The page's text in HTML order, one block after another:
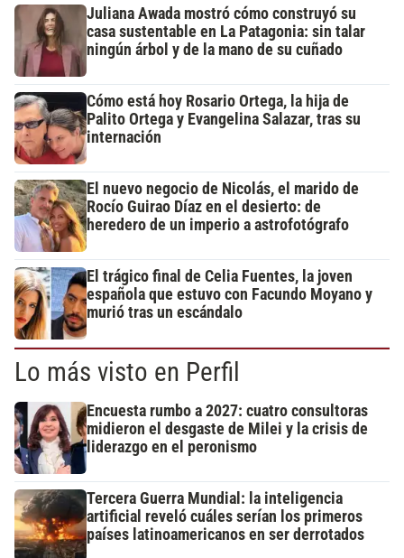
Juliana Awada mostró cómo construyó su
casa sustentable en La Patagonia: sin talar
ningún árbol y de la mano de su cuñado
Cómo está hoy Rosario Ortega, la hija de
Palito Ortega y Evangelina Salazar, tras su
internación
El nuevo negocio de Nicolás, el marido de
Rocío Guirao Díaz en el desierto: de
heredero de un imperio a astrofotógrafo
El trágico final de Celia Fuentes, la joven
española que estuvo con Facundo Moyano y
murió tras un escándalo
Lo más visto en Perfil
Encuesta rumbo a 2027: cuatro consultoras
midieron el desgaste de Milei y la crisis de
liderazgo en el peronismo
Tercera Guerra Mundial: la inteligencia
artificial reveló cuáles serían los primeros
países latinoamericanos en ser derrotados